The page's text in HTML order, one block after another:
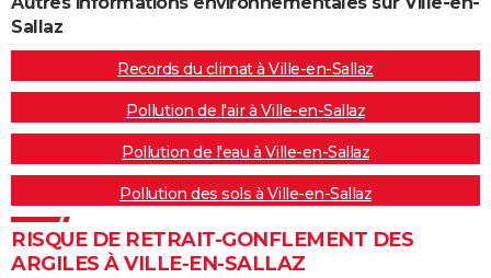
Sallaz
Records du climat à Ville-en-Sallaz
Pollution de l'air à Ville-en-Sallaz
Pollution de l'eau à Ville-en-Sallaz
Pollution des sols à Ville-en-Sallaz
RISQUE DE RETRAIT-GONFLEMENT DES
ARGILES À VILLE-EN-SALLAZ